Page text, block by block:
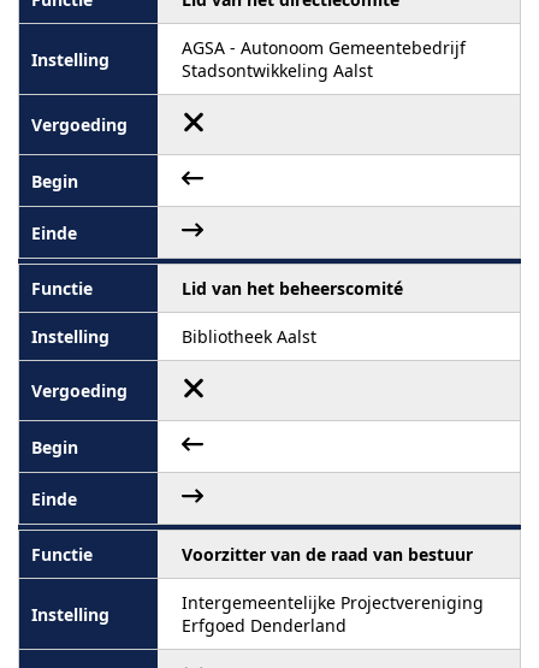
AGSA - Autonoom Gemeentebedrijf
Stadsontwikkeling Aalst
Lid van het beheerscomité
Bibliotheek Aalst
Voorzitter van de raad van bestuur
Intergemeentelijke Projectvereniging
Erfgoed Denderland